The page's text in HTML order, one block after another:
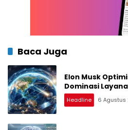
Baca Juga
Elon Musk
Dominasi
Headline 6 Agustus